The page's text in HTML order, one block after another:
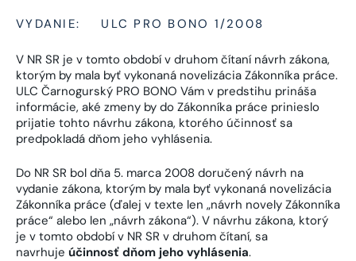
VYDANIE: ULC PRO BONO 1/2008
V NR SR je v tomto období v druhom čítaní návrh zákona,
ktorým by mala byť vykonaná novelizácia Zákonníka práce.
ULC Čarnogurský PRO BONO Vám v predstihu prináša
informácie, aké zmeny by do Zákonníka práce prinieslo
prijatie tohto návrhu zákona, ktorého účinnosť sa
predpokladá dňom jeho vyhlásenia.
Do NR SR bol dňa 5. marca 2008 doručený návrh na
vydanie zákona, ktorým by mala byť vykonaná novelizácia
Zákonníka práce (ďalej v texte len „návrh novely Zákonníka
práce“ alebo len „návrh zákona“). V návrhu zákona, ktorý
je v tomto období v NR SR v druhom čítaní, sa
navrhuje účinnosť dňom jeho vyhlásenia.